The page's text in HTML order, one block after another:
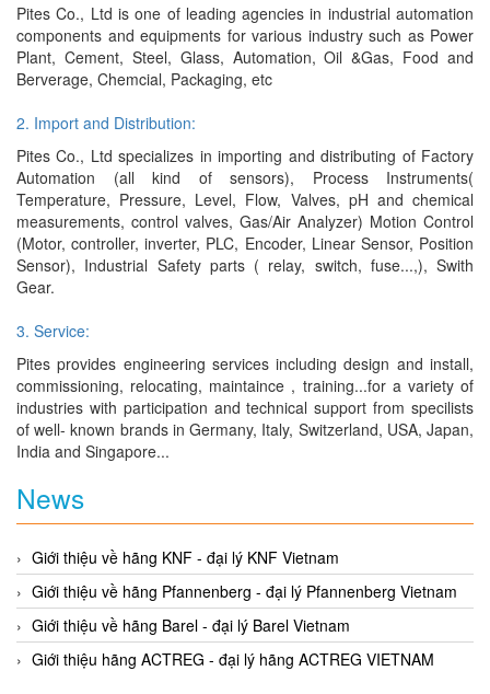
Pites Co., Ltd is one of leading agencies in industrial automation
components and equipments for various industry such as Power
Plant, Cement, Steel, Glass, Automation, Oil &Gas, Food and
Berverage, Chemcial, Packaging, etc
2. Import and Distribution:
Pites Co., Ltd specializes in importing and distributing of Factory
Automation (all kind of sensors), Process Instruments(
Temperature, Pressure, Level, Flow, Valves, pH and chemical
measurements, control valves, Gas/Air Analyzer) Motion Control
(Motor, controller, inverter, PLC, Encoder, Linear Sensor, Position
Sensor), Industrial Safety parts ( relay, switch, fuse...,), Swith
Gear.
3. Service:
Pites provides engineering services including design and install,
commissioning, relocating, maintaince , training...for a variety of
industries with participation and technical support from specilists
of well- known brands in Germany, Italy, Switzerland, USA, Japan,
India and Singapore...
News
Giới thiệu về hãng KNF - đại lý KNF Vietnam
Giới thiệu về hãng Pfannenberg - đại lý Pfannenberg Vietnam
Giới thiệu về hãng Barel - đại lý Barel Vietnam
Giới thiệu hãng ACTREG - đại lý hãng ACTREG VIETNAM